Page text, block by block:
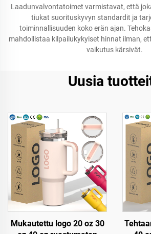
Laadunvalvontatoimet varmistavat, että
tiukat suorituskyvyn standardit ja
toiminnallisuuden koko erän ajan.
mahdollistaa kilpailukykyiset hinnat ilman,
vaikutus kärsivät.
Uusia
Mukautettu logo 20 oz 30